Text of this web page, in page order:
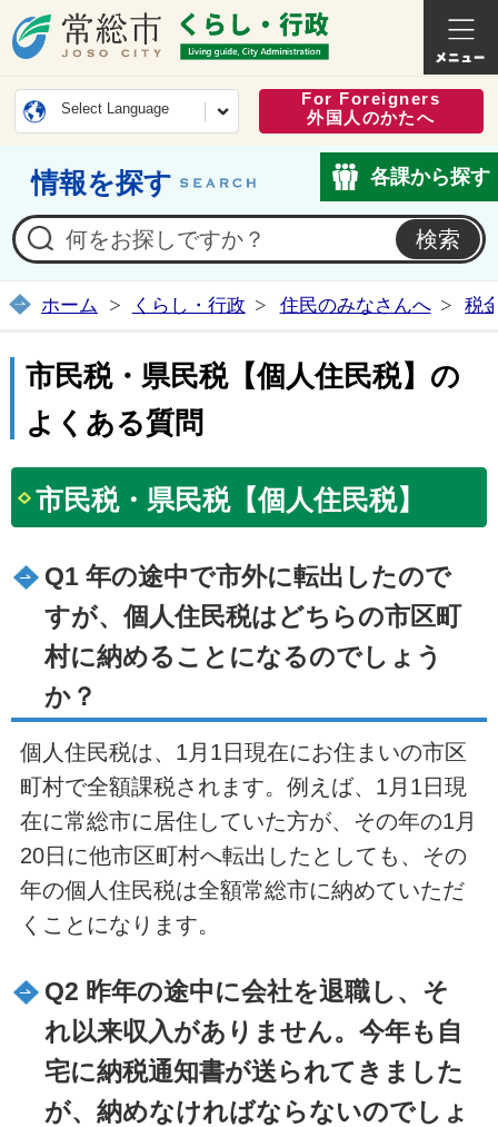
常総市公式ホームページ
くらし
Select Language
For Foreigners
外国人のかたへ
情報を探す 各課から探す
ホーム くらし・行政 住民のみなさんへ 税
市民税・県民税【個人住民税】の
よくある質問
市民税・県民税【個人住民税】
Q1 年の途中で市外に転出したので
すが、個人住民税はどちらの市区町
村に納めることになるのでしょう
か？
個人住民税は、1月1日現在にお住まいの市区
町村で全額課税されます。例えば、1月1日現
在に常総市に居住していた方が、その年の1月
20日に他市区町村へ転出したとしても、その
年の個人住民税は全額常総市に納めていただ
くことになります。
Q2 昨年の途中に会社を退職し、そ
れ以来収入がありません。今年も自
宅に納税通知書が送られてきました
が、納めなければならないのでしょ